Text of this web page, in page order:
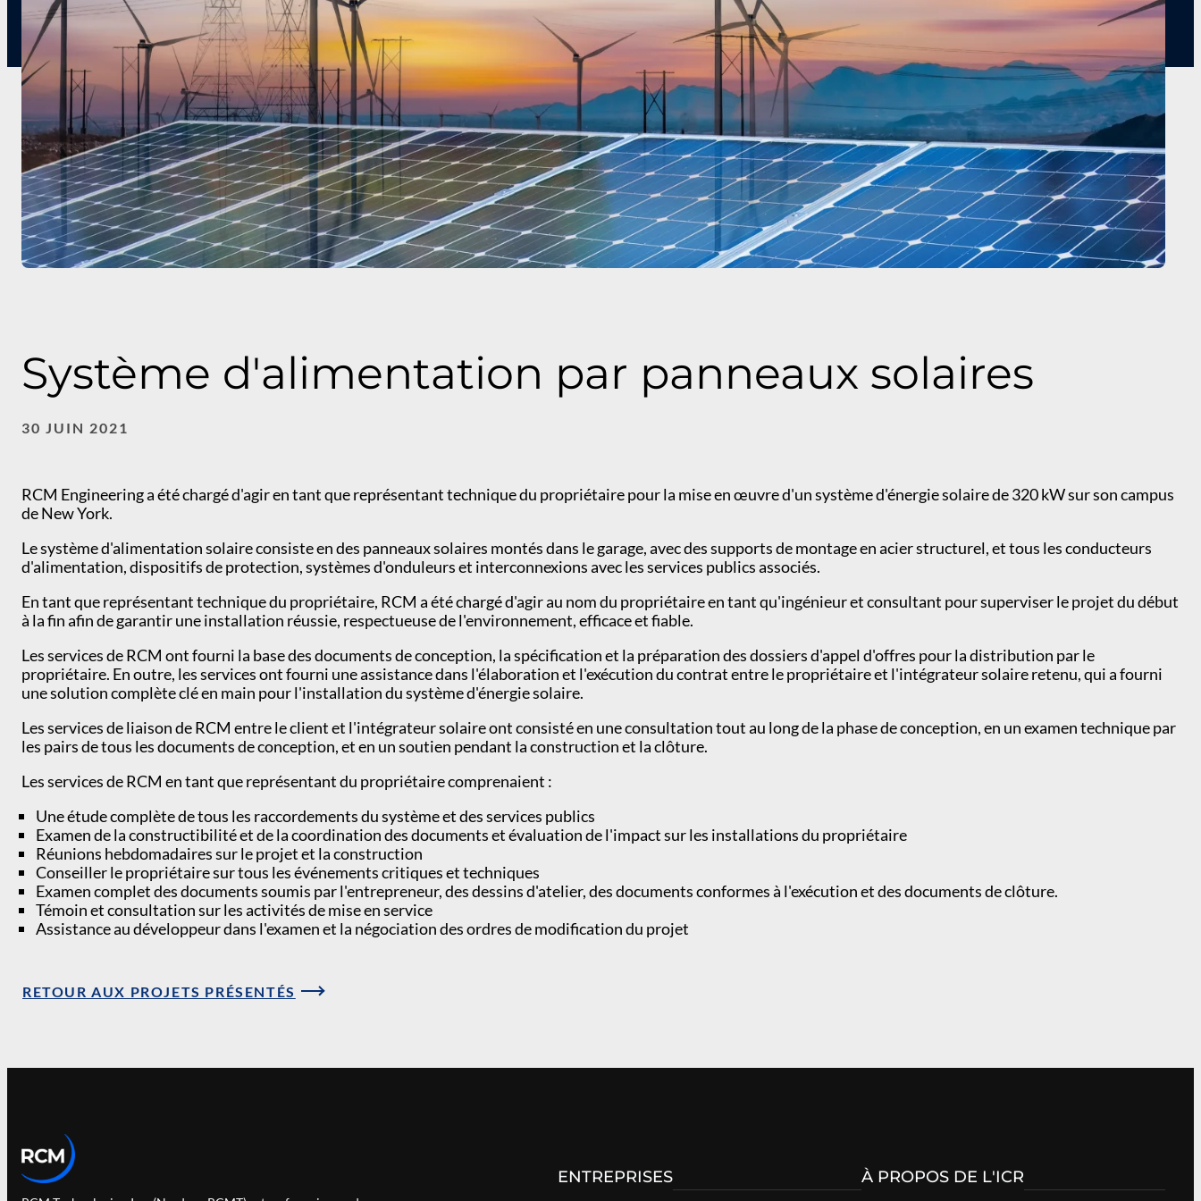
Système d'alimentation par panneaux solaires
30 JUIN 2021
RCM Engineering a été chargé d'agir en tant que représentant technique du propriétaire pour la mise en œuvre d'un système d'énergie solaire de 320 kW sur son campus
de New York.
Le système d'alimentation solaire consiste en des panneaux solaires montés dans le garage, avec des supports de montage en acier structurel, et tous les conducteurs
d'alimentation, dispositifs de protection, systèmes d'onduleurs et interconnexions avec les services publics associés.
En tant que représentant technique du propriétaire, RCM a été chargé d'agir au nom du propriétaire en tant qu'ingénieur et consultant pour superviser le projet du début
à la fin afin de garantir une installation réussie, respectueuse de l'environnement, efficace et fiable.
Les services de RCM ont fourni la base des documents de conception, la spécification et la préparation des dossiers d'appel d'offres pour la distribution par le
propriétaire. En outre, les services ont fourni une assistance dans l'élaboration et l'exécution du contrat entre le propriétaire et l'intégrateur solaire retenu, qui a fourni
une solution complète clé en main pour l'installation du système d'énergie solaire.
Les services de liaison de RCM entre le client et l'intégrateur solaire ont consisté en une consultation tout au long de la phase de conception, en un examen technique par
les pairs de tous les documents de conception, et en un soutien pendant la construction et la clôture.
Les services de RCM en tant que représentant du propriétaire comprenaient :
Une étude complète de tous les raccordements du système et des services publics
Examen de la constructibilité et de la coordination des documents et évaluation de l'impact sur les installations du propriétaire
Réunions hebdomadaires sur le projet et la construction
Conseiller le propriétaire sur tous les événements critiques et techniques
Examen complet des documents soumis par l'entrepreneur, des dessins d'atelier, des documents conformes à l'exécution et des documents de clôture.
Témoin et consultation sur les activités de mise en service
Assistance au développeur dans l'examen et la négociation des ordres de modification du projet
RETOUR AUX PROJETS PRÉSENTÉS
ENTREPRISES À PROPOS DE L'ICR